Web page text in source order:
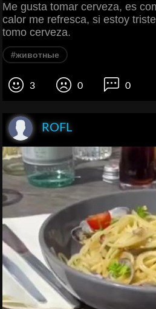
Me gusta tomar cerveza, es
calor me refresca, si estoy
tomo cerveza.
#животные
3 0 0
ROFL